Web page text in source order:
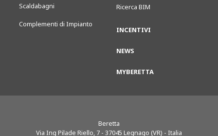
Scaldabagni
Complementi di Impianto
Ricerca BIM
INCENTIVI
NEWS
MYBERETTA
Beretta
Via Ing Pilade Riello, 7 - 37045 Legnago (VR) - Italia